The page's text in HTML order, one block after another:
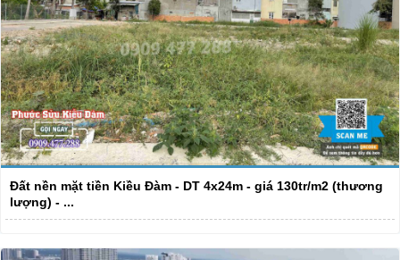
Đất nền mặt tiền Kiều Đàm - DT 4x24m - giá 130tr/m2 (thương
lượng) - ...